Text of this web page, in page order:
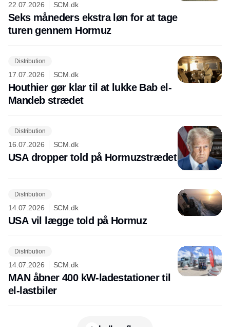
22.07.2026 SCM.dk
Seks måneders ekstra løn for at tage
turen gennem Hormuz
Distribution
17.07.2026 SCM.dk
Houthier gør klar til at lukke Bab el-
Mandeb strædet
Distribution
16.07.2026 SCM.dk
USA dropper told på Hormuzstrædet
Distribution
14.07.2026 SCM.dk
USA vil lægge told på Hormuz
Distribution
14.07.2026 SCM.dk
MAN åbner 400 kW-ladestationer til
el-lastbiler